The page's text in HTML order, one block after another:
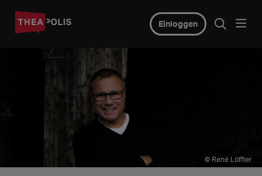
Einloggen
© René Löffler